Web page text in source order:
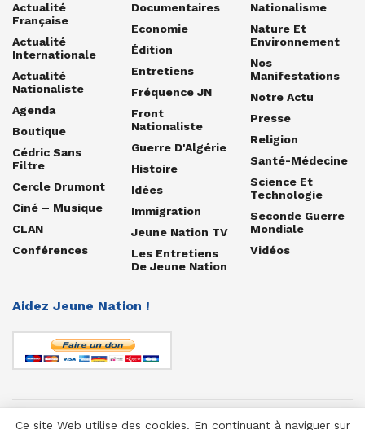
Actualité
Française
Actualité
Internationale
Actualité
Nationaliste
Agenda
Boutique
Cédric Sans
Filtre
Cercle Drumont
Ciné – Musique
CLAN
Conférences
Documentaires
Economie
Édition
Entretiens
Fréquence JN
Front
Nationaliste
Guerre D'Algérie
Histoire
Idées
Immigration
Jeune Nation TV
Les Entretiens
De Jeune Nation
Nationalisme
Nature Et
Environnement
Nos
Manifestations
Notre Actu
Presse
Religion
Santé-Médecine
Science Et
Technologie
Seconde Guerre
Mondiale
Vidéos
Aidez Jeune Nation !
Ce site Web utilise des cookies. En continuant à naviguer sur